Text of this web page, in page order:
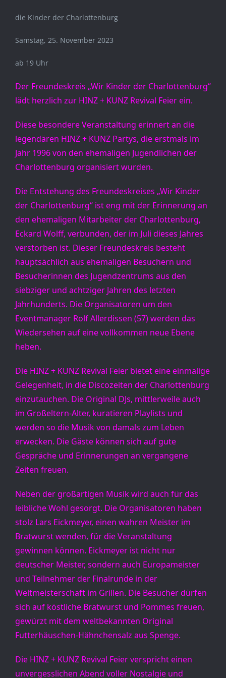
die Kinder der Charlottenburg
Samstag, 25. November 2023
ab 19 Uhr
Der Freundeskreis „Wir Kinder der Charlottenburg“
lädt herzlich zur HINZ + KUNZ Revival Feier ein.
Diese besondere Veranstaltung erinnert an die
legendären HINZ + KUNZ Partys, die erstmals im
Jahr 1996 von den ehemaligen Jugendlichen der
Charlottenburg organisiert wurden.
Die Entstehung des Freundeskreises „Wir Kinder
der Charlottenburg“ ist eng mit der Erinnerung an
den ehemaligen Mitarbeiter der Charlottenburg,
Eckard Wolff, verbunden, der im Juli dieses Jahres
verstorben ist. Dieser Freundeskreis besteht
hauptsächlich aus ehemaligen Besuchern und
Besucherinnen des Jugendzentrums aus den
siebziger und achtziger Jahren des letzten
Jahrhunderts. Die Organisatoren um den
Eventmanager Rolf Allerdissen (57) werden das
Wiedersehen auf eine vollkommen neue Ebene
heben.
Die HINZ + KUNZ Revival Feier bietet eine einmalige
Gelegenheit, in die Discozeiten der Charlottenburg
einzutauchen. Die Original DJs, mittlerweile auch
im Großeltern-Alter, kuratieren Playlists und
werden so die Musik von damals zum Leben
erwecken. Die Gäste können sich auf gute
Gespräche und Erinnerungen an vergangene
Zeiten freuen.
Neben der großartigen Musik wird auch für das
leibliche Wohl gesorgt. Die Organisatoren haben
stolz Lars Eickmeyer, einen wahren Meister im
Bratwurst wenden, für die Veranstaltung
gewinnen können. Eickmeyer ist nicht nur
deutscher Meister, sondern auch Europameister
und Teilnehmer der Finalrunde in der
Weltmeisterschaft im Grillen. Die Besucher dürfen
sich auf köstliche Bratwurst und Pommes freuen,
gewürzt mit dem weltbekannten Original
Futterhäuschen-Hähnchensalz aus Spenge.
Die HINZ + KUNZ Revival Feier verspricht einen
unvergesslichen Abend voller Nostalgie und